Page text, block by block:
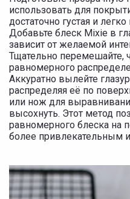
использовать для
достаточно густая и
Добавьте блеск Mixie в
зависит от желаемой
Тщательно перемешайте,
равномерного
Аккуратно вылейте
распределяя её по
или нож для
высохнуть. Этот метод
равномерного блеска на
более привлекательным